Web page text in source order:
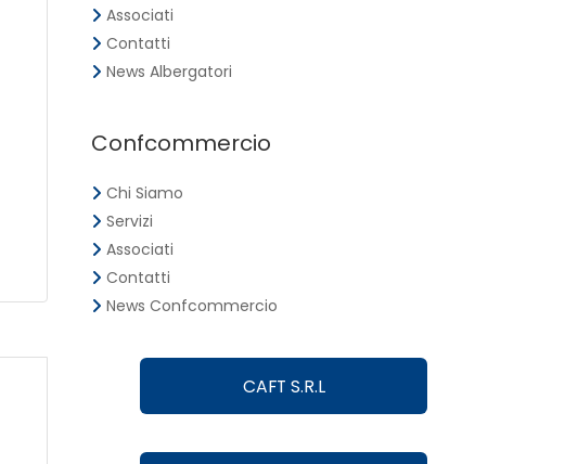
Associati
Contatti
News Albergatori
Confcommercio
Chi Siamo
Servizi
Associati
Contatti
News Confcommercio
CAFT S.R.L